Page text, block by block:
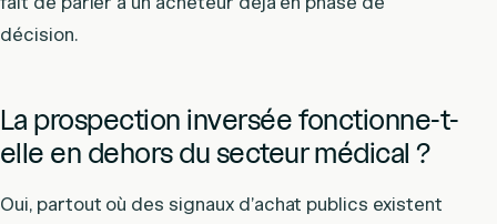
décision.
La prospection inversée fonctionne-t-
elle en dehors du secteur médical ?
Oui, partout où des signaux d’achat publics existent